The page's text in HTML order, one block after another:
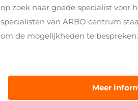
op zoek naar goede specialist voor
specialisten van ARBO centrum
om de mogelijkheden te bespreken.
Meer